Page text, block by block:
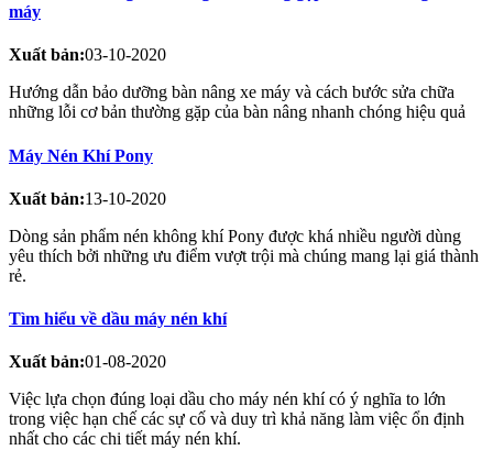
máy
Xuất bản:03-10-2020
Hướng dẫn bảo dưỡng bàn nâng xe máy và cách bước sửa chữa
những lỗi cơ bản thường gặp của bàn nâng nhanh chóng hiệu quả
Máy Nén Khí Pony
Xuất bản:13-10-2020
Dòng sản phẩm nén không khí Pony được khá nhiều người dùng
yêu thích bởi những ưu điểm vượt trội mà chúng mang lại giá thành
rẻ.
Tìm hiểu về dầu máy nén khí
Xuất bản:01-08-2020
Việc lựa chọn đúng loại dầu cho máy nén khí có ý nghĩa to lớn
trong việc hạn chế các sự cố và duy trì khả năng làm việc ổn định
nhất cho các chi tiết máy nén khí.